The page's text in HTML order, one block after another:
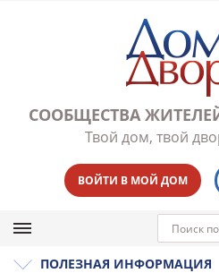
СООБЩЕСТВА
Твой дом, твой
ВОЙТИ В МОЙ ДОМ
ПОЛЕЗНАЯ ИНФОРМАЦИЯ